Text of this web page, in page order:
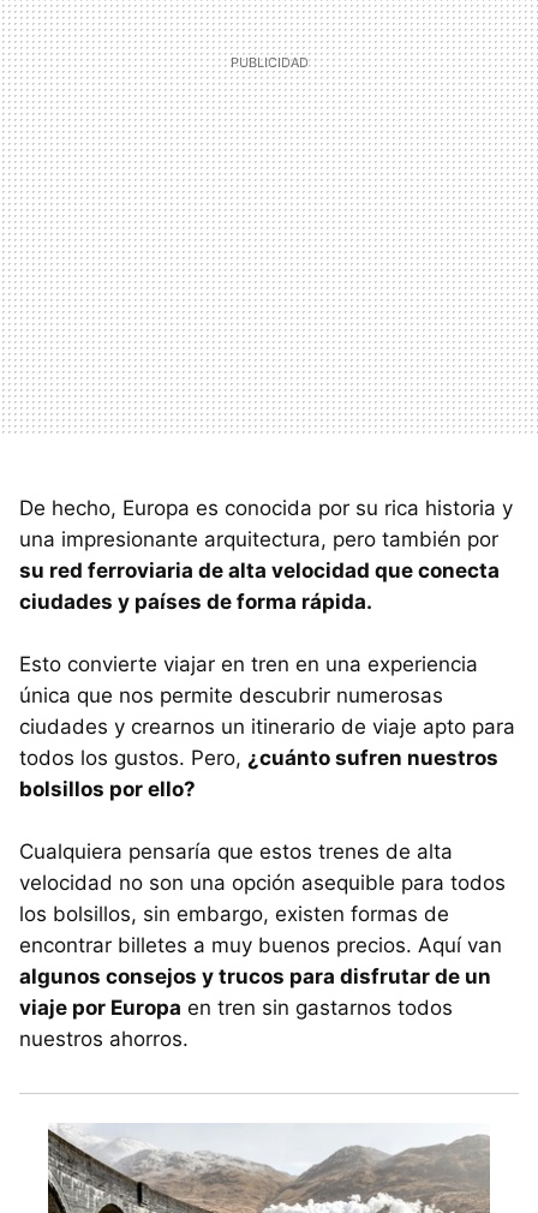
De hecho, Europa es conocida por su rica historia y
una impresionante arquitectura, pero también por
su red ferroviaria de alta velocidad que conecta
ciudades y países de forma rápida.
Esto convierte viajar en tren en una experiencia
única que nos permite descubrir numerosas
ciudades y crearnos un itinerario de viaje apto para
todos los gustos. Pero, ¿cuánto sufren nuestros
bolsillos por ello?
Cualquiera pensaría que estos trenes de alta
velocidad no son una opción asequible para todos
los bolsillos, sin embargo, existen formas de
encontrar billetes a muy buenos precios. Aquí van
algunos consejos y trucos para disfrutar de un
viaje por Europa en tren sin gastarnos todos
nuestros ahorros.